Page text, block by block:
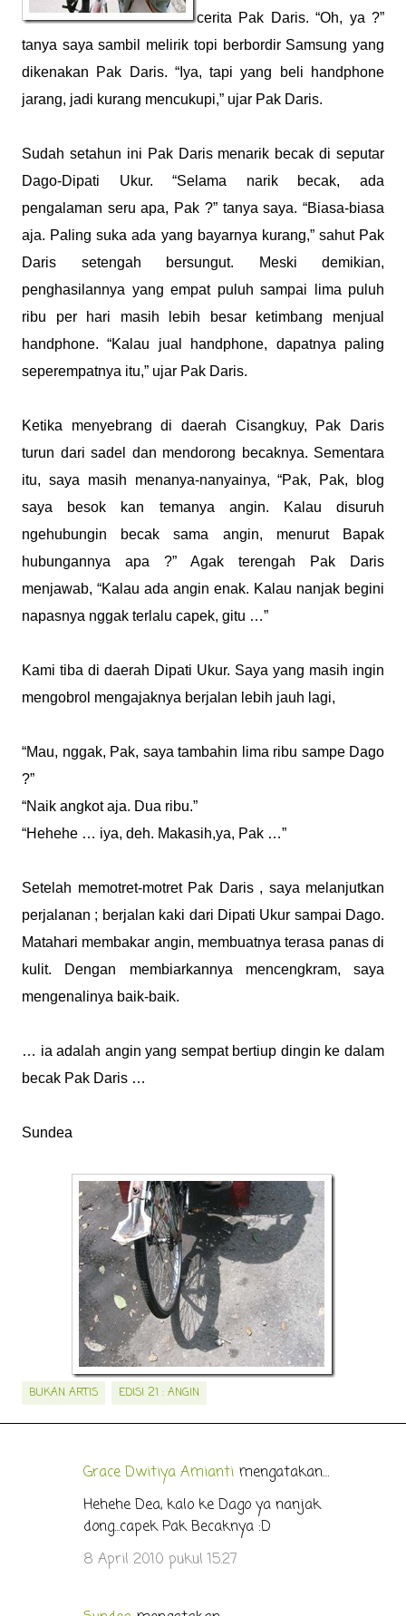
cerita Pak Daris. “Oh, ya ?”
tanya saya sambil melirik topi berbordir Samsung yang
dikenakan Pak Daris. “Iya, tapi yang beli handphone
jarang, jadi kurang mencukupi,” ujar Pak Daris.
Sudah setahun ini Pak Daris menarik becak di seputar
Dago-Dipati Ukur. “Selama narik becak, ada
pengalaman seru apa, Pak ?” tanya saya. “Biasa-biasa
aja. Paling suka ada yang bayarnya kurang,” sahut Pak
Daris setengah bersungut. Meski demikian,
penghasilannya yang empat puluh sampai lima puluh
ribu per hari masih lebih besar ketimbang menjual
handphone. “Kalau jual handphone, dapatnya paling
seperempatnya itu,” ujar Pak Daris.
Ketika menyebrang di daerah Cisangkuy, Pak Daris
turun dari sadel dan mendorong becaknya. Sementara
itu, saya masih menanya-nanyainya, “Pak, Pak, blog
saya besok kan temanya angin. Kalau disuruh
ngehubungin becak sama angin, menurut Bapak
hubungannya apa ?” Agak terengah Pak Daris
menjawab, “Kalau ada angin enak. Kalau nanjak begini
napasnya nggak terlalu capek, gitu …”
Kami tiba di daerah Dipati Ukur. Saya yang masih ingin
mengobrol mengajaknya berjalan lebih jauh lagi,
“Mau, nggak, Pak, saya tambahin lima ribu sampe Dago
?”
“Naik angkot aja. Dua ribu.”
“Hehehe … iya, deh. Makasih,ya, Pak …”
Setelah memotret-motret Pak Daris , saya melanjutkan
perjalanan ; berjalan kaki dari Dipati Ukur sampai Dago.
Matahari membakar angin, membuatnya terasa panas di
kulit. Dengan membiarkannya mencengkram, saya
mengenalinya baik-baik.
… ia adalah angin yang sempat bertiup dingin ke dalam
becak Pak Daris …
Sundea
BUKAN ARTIS EDISI 21 : ANGIN
Grace Dwitiya Amianti mengatakan…
Hehehe Dea, kalo ke Dago ya nanjak
dong...capek Pak Becaknya :D
8 April 2010 pukul 15.27